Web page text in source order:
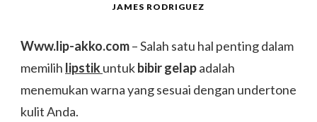
JAMES RODRIGUEZ
Www.lip-akko.com– Salah satu hal penting dalam
memilih lipstikuntukbibir gelapadalah
menemukan warna yang sesuai dengan undertone
kulit Anda.